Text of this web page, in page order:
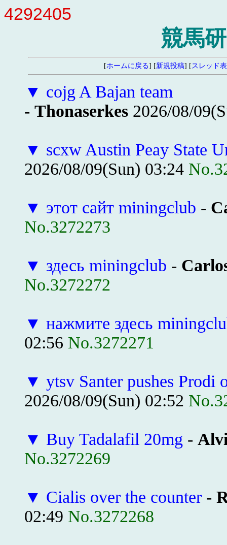
4292405
競馬
[ホームに戻る] [新規投稿] [スレッド
▼ cojg A Bajan team
- Thonaserkes 2026/08/
▼ scxw Austin Peay State
2026/08/09(Sun) 03:24
▼ этот сайт miningclub -
No.3272273
▼ здесь miningclub -
No.3272272
▼ нажмите здесь
02:56 No.3272271
▼ ytsv Santer pushes Prodi
2026/08/09(Sun) 02:52
▼ Buy Tadalafil 20mg -
No.3272269
▼ Cialis over the counter -
02:49 No.3272268